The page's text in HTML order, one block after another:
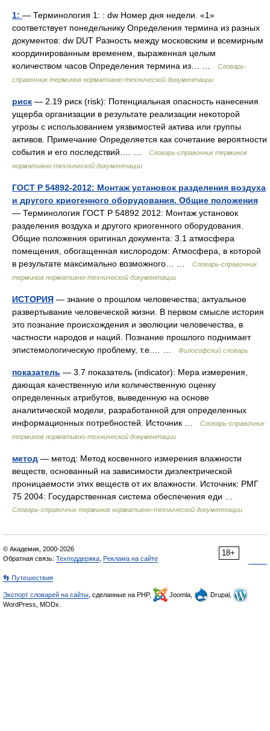
1: — Терминология 1: : dw Номер дня недели. «1»
соответствует понедельнику Определения термина из разных
документов: dw DUT Разность между московским и всемирным
координированным временем, выраженная целым
количеством часов Определения термина из… …
Словарь-
справочник терминов нормативно-технической документации
риск — 2.19 риск (risk): Потенциальная опасность нанесения
ущерба организации в результате реализации некоторой
угрозы с использованием уязвимостей актива или группы
активов. Примечание Определяется как сочетание вероятности
события и его последствий.… …
Словарь-справочник терминов
нормативно-технической документации
ГОСТ Р 54892-2012: Монтаж установок разделения воздуха
и другого криогенного оборудования. Общие положения
— Терминология ГОСТ Р 54892 2012: Монтаж установок
разделения воздуха и другого криогенного оборудования.
Общие положения оригинал документа: 3.1 атмосфера
помещения, обогащенная кислородом: Атмосфера, в которой
в результате максимально возможного… …
Словарь-справочник
терминов нормативно-технической документации
ИСТОРИЯ — знание о прошлом человечества; актуальное
развертывание человеческой жизни. В первом смысле история
это познание происхождения и эволюции человечества, в
частности народов и наций. Познание прошлого поднимает
эпистемологическую проблему, т.е.… …
Философский словарь
показатель — 3.7 показатель (indicator): Мера измерения,
дающая качественную или количественную оценку
определенных атрибутов, выведенную на основе
аналитической модели, разработанной для определенных
информационных потребностей. Источник …
Словарь-справочник
терминов нормативно-технической документации
метод — метод: Метод косвенного измерения влажности
веществ, основанный на зависимости диэлектрической
проницаемости этих веществ от их влажности. Источник: РМГ
75 2004: Государственная система обеспечения еди …
Словарь-справочник терминов нормативно-технической документации
18+
© Академик, 2000-2026
Обратная связь: Техподдержка Реклама на сайте
👣 Путешествия
Экспорт словарей на сайты , сделанные на PHP, Joomla,
Drupal,
WordPress, MODx.